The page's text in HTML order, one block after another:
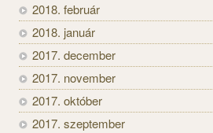
2018. február
2018. január
2017. december
2017. november
2017. október
2017. szeptember